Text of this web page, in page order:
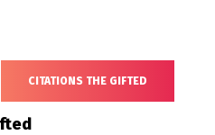
CITATIONS THE GIFTED